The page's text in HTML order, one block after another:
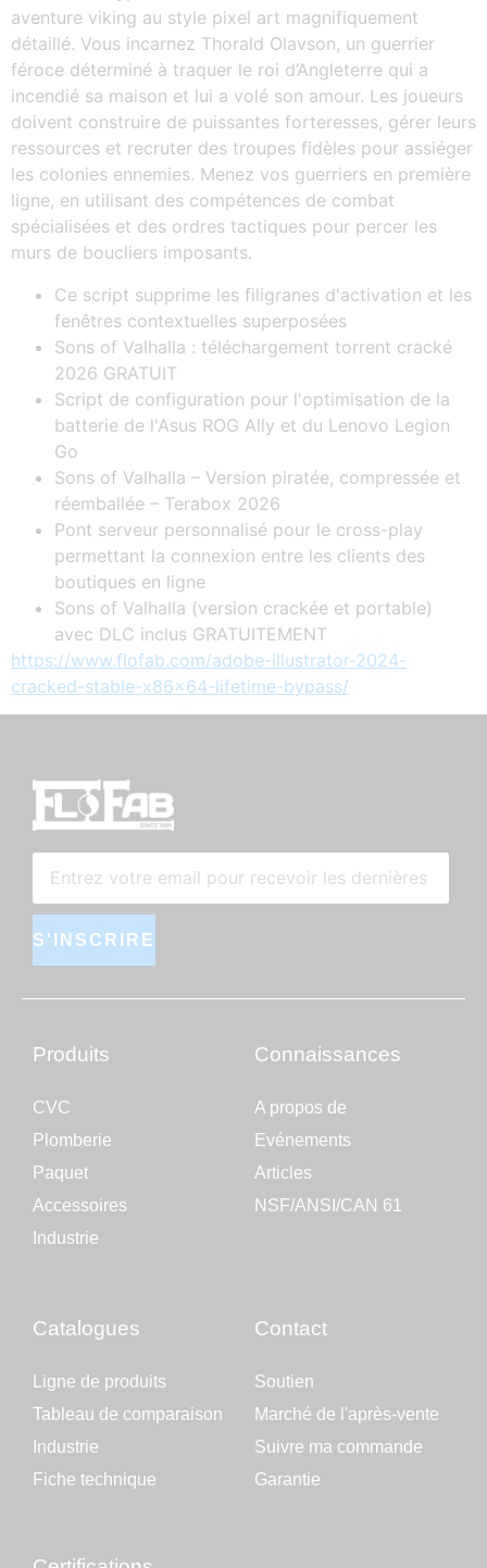
aventure viking au style pixel art magnifiquement
détaillé. Vous incarnez Thorald Olavson, un guerrier
féroce déterminé à traquer le roi d’Angleterre qui a
incendié sa maison et lui a volé son amour. Les joueurs
doivent construire de puissantes forteresses, gérer leurs
ressources et recruter des troupes fidèles pour assiéger
les colonies ennemies. Menez vos guerriers en première
ligne, en utilisant des compétences de combat
spécialisées et des ordres tactiques pour percer les
murs de boucliers imposants.
Ce script supprime les filigranes d'activation et les
fenêtres contextuelles superposées
Sons of Valhalla : téléchargement torrent cracké
2026 GRATUIT
Script de configuration pour l'optimisation de la
batterie de l'Asus ROG Ally et du Lenovo Legion
Go
Sons of Valhalla – Version piratée, compressée et
réemballée – Terabox 2026
Pont serveur personnalisé pour le cross-play
permettant la connexion entre les clients des
boutiques en ligne
Sons of Valhalla (version crackée et portable)
avec DLC inclus GRATUITEMENT
https://www.flofab.com/adobe-illustrator-2024-
cracked-stable-x86x64-lifetime-bypass/
S'INSCRIRE
Produits
CVC
Plomberie
Paquet
Accessoires
Industrie
Connaissances
A propos de
Evénements
Articles
NSF/ANSI/CAN 61
Catalogues
Ligne de produits
Tableau de comparaison
Industrie
Fiche technique
Contact
Soutien
Marché de l'après-vente
Suivre ma commande
Garantie